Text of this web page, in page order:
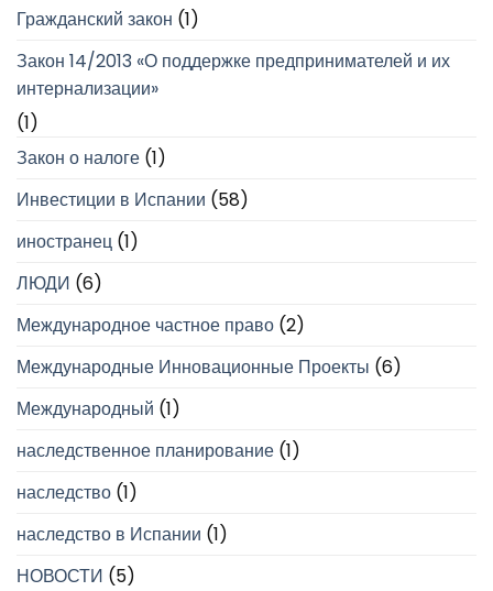
Гражданский закон (1)
Закон 14/2013 «О поддержке предпринимателей и их
интернализации»
(1)
Закон о налоге (1)
Инвестиции в Испании (58)
иностранец (1)
ЛЮДИ (6)
Международное частное право (2)
Международные Инновационные Проекты (6)
Международный (1)
наследственное планирование (1)
наследство (1)
наследство в Испании (1)
НОВОСТИ (5)